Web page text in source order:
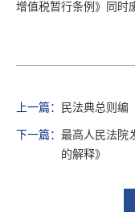
增值税暂行条例》同时
上一篇： 民法典总则编
下一篇： 最高人民法院
的解释》